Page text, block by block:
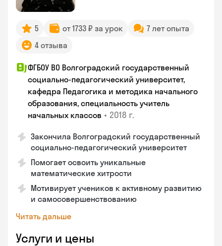
5 от 1733 ₽ за урок
7 лет опыта
4 отзыва
ФГБОУ ВО Волгоградский государственный
социально-педагогический университет,
кафедра Педагогика и методика начального
образования, специальность учитель
начальных классов • 2018 г.
Закончила Волгоградский государственный
социально-педагогический университет
Помогает освоить уникальные
математические хитрости
Мотивирует учеников к активному развитию
и самосовершенствованию
Читать дальше
Услуги и цены